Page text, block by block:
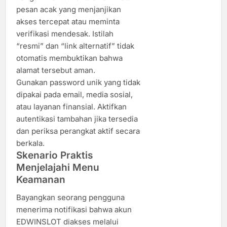
pesan acak yang menjanjikan
akses tercepat atau meminta
verifikasi mendesak. Istilah
“resmi” dan “link alternatif” tidak
otomatis membuktikan bahwa
alamat tersebut aman.
Gunakan password unik yang tidak
dipakai pada email, media sosial,
atau layanan finansial. Aktifkan
autentikasi tambahan jika tersedia
dan periksa perangkat aktif secara
berkala.
Skenario Praktis
Menjelajahi Menu
Keamanan
Bayangkan seorang pengguna
menerima notifikasi bahwa akun
EDWINSLOT diakses melalui